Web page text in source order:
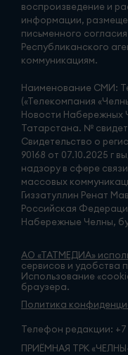
воспроизведение и
информации,
письменного
Республиканского
коммуникациям.
Наименование СМИ:
(«Телекомпания
Новости Набережных
Татарстана. №
Свидетельство о
90168 от 07.10.2025 г
надзору в сфере
массовых
Гиззатуллин Ренат
Российская
Набережные Челны,
АО «ТАТМЕДИА»
сервисов и удобства
Использование
браузера.
Политика
Телефон редакции:
ПРИЁМНАЯ ТРК